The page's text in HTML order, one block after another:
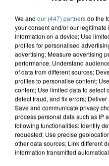
We and our (447) partnersdo the
your consent and/or our
information on a device; Use
profiles for personalised
advertising; Measure advertising
performance; Understand
of data from different sources;
profiles to personalise content;
content; Use limited data to select
detect fraud, and fix errors;
Save and communicate privacy
process personal data such as IP
following functionalities: Identify
requested; Use precise
other data sources; Link different
information transmitted